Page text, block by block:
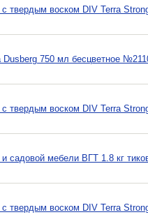
твердым воском DIV Terra
750 мл бесцветное
твердым воском DIV Terra
садовой мебели ВГТ 1.8 кг
твердым воском DIV Terra